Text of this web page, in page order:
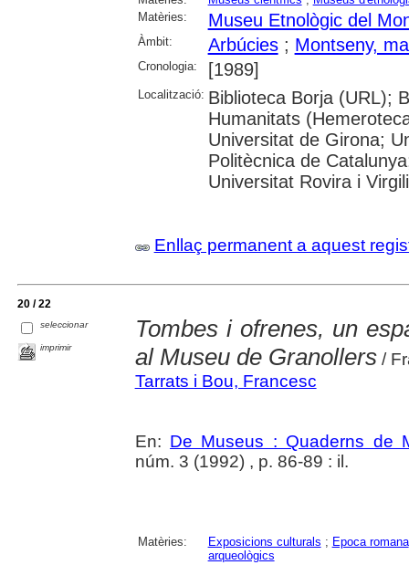
Matèries:
Museu Etnològic del
Àmbit: Arbúcies; Montseny,
Cronologia: [1989]
Localització: Biblioteca Borja (URL);
Humanitats
Universitat de Girona;
Politècnica de
Universitat Rovira i Virgili
Enllaç permanent a aquest
20 / 22
seleccionar
imprimir
Tombes i ofrenes, un
al Museu de Granollers/
Tarrats i Bou, Francesc
En: De Museus : Quaderns de
núm. 3 (1992) , p. 86-89 : il.
Matèries: Exposicions culturals ; Epoca romana
arqueològics